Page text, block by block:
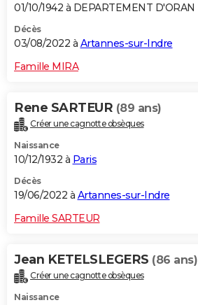
01/10/1942 à DEPARTEMENT D'ORAN
Décès
03/08/2022 à Artannes-sur-Indre
Famille MIRA
Rene SARTEUR (89 ans)
Créer une cagnotte obsèques
Naissance
10/12/1932 à Paris
Décès
19/06/2022 à Artannes-sur-Indre
Famille SARTEUR
Jean KETELSLEGERS (86 ans)
Créer une cagnotte obsèques
Naissance